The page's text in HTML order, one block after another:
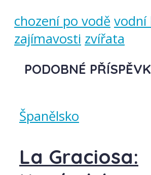
chození po vodě vodní
zajímavosti zvířata
PODOBNÉ
Španělsko
La Graciosa: